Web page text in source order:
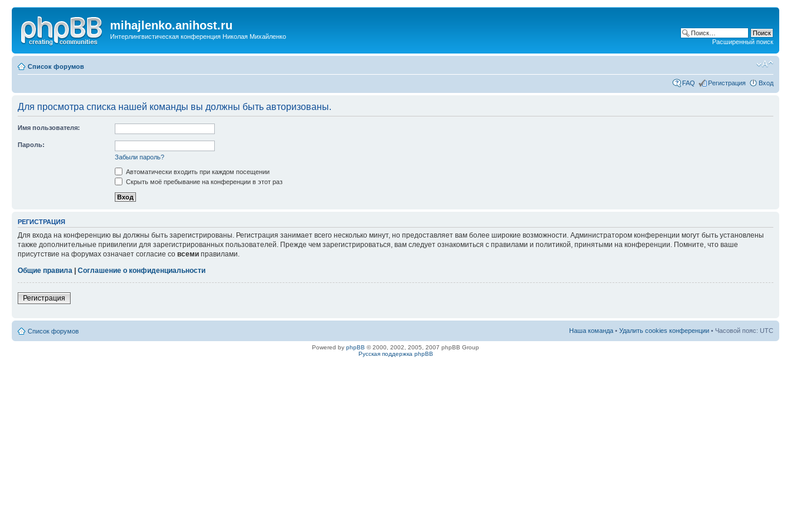
mihajlenko.anihost.ru
Интерлингвистическая конференция Николая Михайленко
Расширенный поиск
Список форумов
FAQ Регистрация Вход
Для просмотра списка нашей команды вы должны быть авторизованы.
Имя пользователя:
Пароль:
Забыли пароль?
Автоматически входить при каждом посещении
Скрыть моё пребывание на конференции в этот раз
РЕГИСТРАЦИЯ
Для входа на конференцию вы должны быть зарегистрированы. Регистрация занимает всего несколько минут, но предоставляет вам более широкие возможности. Администратором конференции могут быть установлены
также дополнительные привилегии для зарегистрированных пользователей. Прежде чем зарегистрироваться, вам следует ознакомиться с правилами и политикой, принятыми на конференции. Помните, что ваше
присутствие на форумах означает согласие со всеми правилами.
Общие правила
Соглашение о конфиденциальности
Регистрация
Список форумов Наша команда • Удалить cookies конференции • Часовой пояс: UTC
Powered by phpBB © 2000, 2002, 2005, 2007 phpBB Group
Русская поддержка phpBB